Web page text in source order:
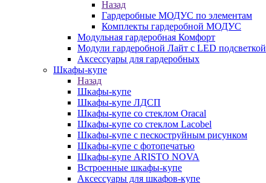
Назад
Гардеробные МОДУС по элементам
Комплекты гардеробной МОДУС
Модульная гардеробная Комфорт
Модули гардеробной Лайт с LED подсветкой
Аксессуары для гардеробных
Шкафы-купе
Назад
Шкафы-купе
Шкафы-купе ЛДСП
Шкафы-купе со стеклом Oracal
Шкафы-купе со стеклом Lacobel
Шкафы-купе с пескоструйным рисунком
Шкафы-купе с фотопечатью
Шкафы-купе ARISTO NOVA
Встроенные шкафы-купе
Аксессуары для шкафов-купе